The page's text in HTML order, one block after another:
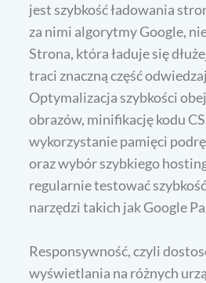
jest szybkość ładowania
za nimi algorytmy Google,
Strona, która ładuje się
traci znaczną część
Optymalizacja szybkości
obrazów, minifikację kodu
wykorzystanie pamięci
oraz wybór szybkiego
regularnie testować
narzędzi takich jak Google
Responsywność, czyli
wyświetlania na różnych